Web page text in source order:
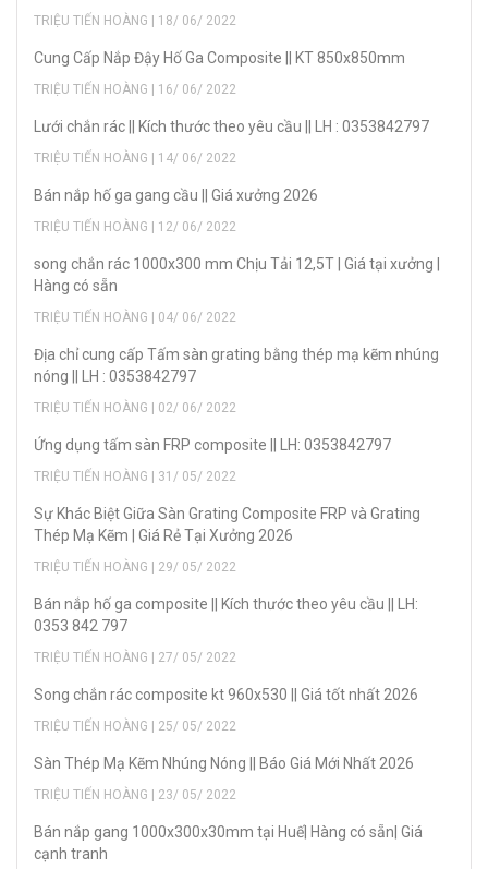
TRIỆU TIẾN HOÀNG | 18/ 06/ 2022
Cung Cấp Nắp Đậy Hố Ga Composite || KT 850x850mm
TRIỆU TIẾN HOÀNG | 16/ 06/ 2022
Lưới chắn rác || Kích thước theo yêu cầu || LH : 0353842797
TRIỆU TIẾN HOÀNG | 14/ 06/ 2022
Bán nắp hố ga gang cầu || Giá xưởng 2026
TRIỆU TIẾN HOÀNG | 12/ 06/ 2022
song chắn rác 1000x300 mm Chịu Tải 12,5T | Giá tại xưởng |
Hàng có sẵn
TRIỆU TIẾN HOÀNG | 04/ 06/ 2022
Địa chỉ cung cấp Tấm sàn grating bằng thép mạ kẽm nhúng
nóng || LH : 0353842797
TRIỆU TIẾN HOÀNG | 02/ 06/ 2022
Ứng dụng tấm sàn FRP composite || LH: 0353842797
TRIỆU TIẾN HOÀNG | 31/ 05/ 2022
Sự Khác Biệt Giữa Sàn Grating Composite FRP và Grating
Thép Mạ Kẽm | Giá Rẻ Tại Xưởng 2026
TRIỆU TIẾN HOÀNG | 29/ 05/ 2022
Bán nắp hố ga composite || Kích thước theo yêu cầu || LH:
0353 842 797
TRIỆU TIẾN HOÀNG | 27/ 05/ 2022
Song chắn rác composite kt 960x530 || Giá tốt nhất 2026
TRIỆU TIẾN HOÀNG | 25/ 05/ 2022
Sàn Thép Mạ Kẽm Nhúng Nóng || Báo Giá Mới Nhất 2026
TRIỆU TIẾN HOÀNG | 23/ 05/ 2022
Bán nắp gang 1000x300x30mm tại Huế| Hàng có sẵn| Giá
cạnh tranh